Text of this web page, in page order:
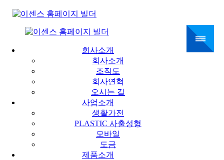
회사소개
회사소개
조직도
회사연혁
오시는 길
사업소개
생활가전
PLASTIC 사출성형
모바일
도금
제품소개